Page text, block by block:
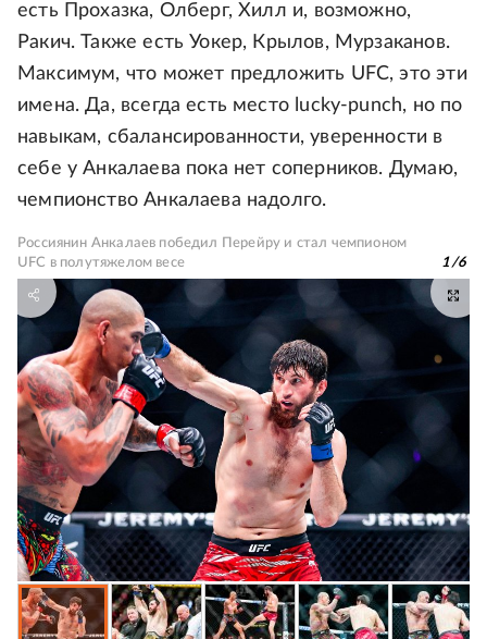
есть Прохазка, Олберг, Хилл и, возможно,
Ракич. Также есть Уокер, Крылов, Мурзаканов.
Максимум, что может предложить UFC, это эти
имена. Да, всегда есть место lucky-punch, но по
навыкам, сбалансированности, уверенности в
себе у Анкалаева пока нет соперников. Думаю,
чемпионство Анкалаева надолго.
Россиянин Анкалаев победил Перейру и стал чемпионом
UFC в полутяжелом весе
1/6